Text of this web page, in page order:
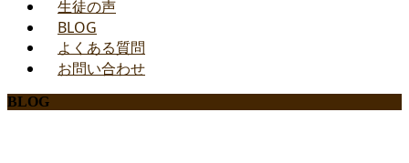
生徒の声
BLOG
よくある質問
お問い合わせ
BLOG